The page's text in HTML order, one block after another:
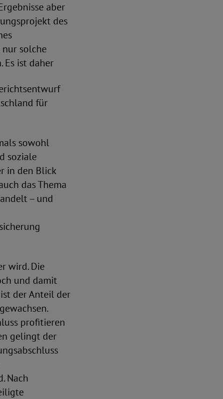
aber
des
solche
Es ist daher
für
sowohl
soziale
in den Blick
das Thema
– und
wird. Die
und damit
der Anteil der
profitieren
gelingt der
Nach